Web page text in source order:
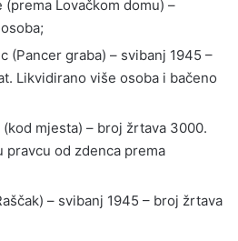
(prema Lovačkom domu) –
(Pancer graba) – svibanj 1945 –
Likvidirano više osoba i bačeno
mjesta) – broj žrtava 3000.
pravcu od zdenca prema
– svibanj 1945 – broj žrtava